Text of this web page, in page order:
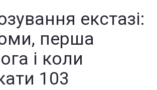
екстазі:
перша
і коли
103